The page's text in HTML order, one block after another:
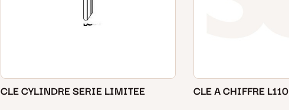
CLE CYLINDRE SERIE LIMITEE CLE A CHIFFRE L110